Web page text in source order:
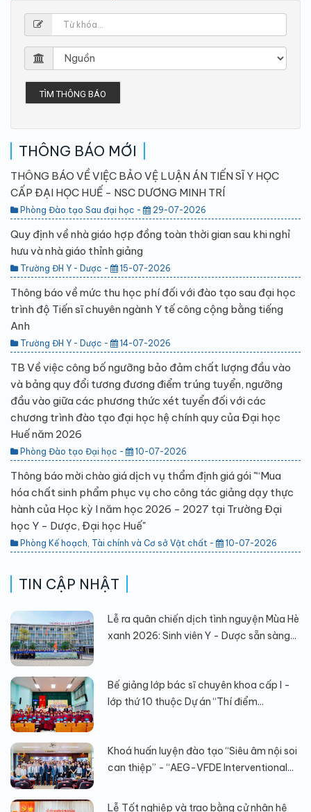
TÌM THÔNG BÁO
THÔNG BÁO MỚI
THÔNG BÁO VỀ VIỆC BẢO VỆ LUẬN ÁN TIẾN SĨ Y HỌC
CẤP ĐẠI HỌC HUẾ - NSC DƯƠNG MINH TRÍ
Phòng Đào tạo Sau đại học - 29-07-2026
Quy định về nhà giáo hợp đồng toàn thời gian sau khi nghỉ
hưu và nhà giáo thỉnh giảng
Trường ĐH Y - Dược - 15-07-2026
Thông báo về mức thu học phí đối với đào tạo sau đại học
trình độ Tiến sĩ chuyên ngành Y tế công cộng bằng tiếng
Anh
Trường ĐH Y - Dược - 14-07-2026
TB Về việc công bố ngưỡng bảo đảm chất lượng đầu vào
và bảng quy đổi tương đương điểm trúng tuyển, ngưỡng
đầu vào giữa các phương thức xét tuyển đối với các
chương trình đào tạo đại học hệ chính quy của Đại học
Huế năm 2026
Phòng Đào tạo Đại học - 10-07-2026
Thông báo mời chào giá dịch vụ thẩm định giá gói "“Mua
hóa chất sinh phẩm phục vụ cho công tác giảng dạy thực
hành của Học kỳ I năm học 2026 - 2027 tại Trường Đại
học Y - Dược, Đại học Huế"
Phòng Kế hoạch, Tài chính và Cơ sở Vật chất - 10-07-2026
TIN CẬP NHẬT
Lễ ra quân chiến dịch tình nguyện Mùa Hè
xanh 2026: Sinh viên Y - Dược sẵn sàng...
Bế giảng lớp bác sĩ chuyên khoa cấp I -
lớp thứ 10 thuộc Dự án “Thí điểm...
Khoá huấn luyện đào tạo “Siêu âm nội soi
can thiệp” - “AEG-VFDE Interventional...
Lễ Tốt nghiệp và trao bằng cử nhân hệ